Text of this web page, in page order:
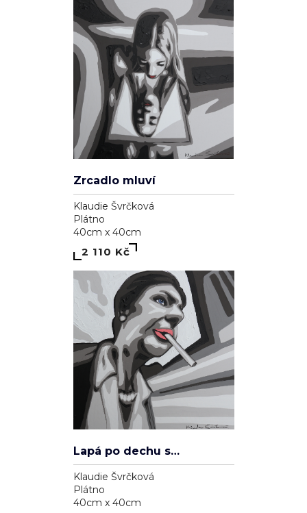
Zrcadlo mluví
Klaudie Švrčková
Plátno
40cm x 40cm
2 110 Kč
Lapá po dechu skrz zničené plíce
Klaudie Švrčková
Plátno
40cm x 40cm